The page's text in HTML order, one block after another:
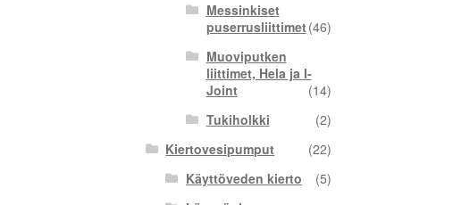
Messinkiset
puserrusliittimet(46)
Muoviputken
liittimet, Hela ja I-
Joint
(14)
Tukiholkki
(2)
Kiertovesipumput
(22)
Käyttöveden kierto
(5)